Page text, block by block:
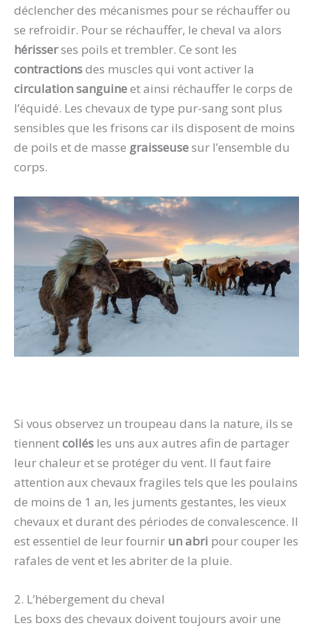
déclencher des mécanismes pour se réchauffer ou
se refroidir. Pour se réchauffer, le cheval va alors
hérisserses poils et trembler. Ce sont les
contractionsdes muscles qui vont activer la
circulation sanguineet ainsi réchauffer le corps de
l’équidé. Les chevaux de type pur-sang sont plus
sensibles que les frisons car ils disposent de moins
de poils et de masse graisseusesur l’ensemble du
corps.
Si vous observez un troupeau dans la nature, ils se
tiennentcollés les uns aux autres afin de partager
leur chaleur et se protéger du vent. Il faut faire
attention aux chevaux fragiles tels que les poulains
de moins de 1 an, les juments gestantes, les vieux
chevaux et durant des périodes de convalescence. Il
est essentiel de leur fournir un abri pour couper les
rafales de vent et les abriter de la pluie.
2. L’hébergement du cheval
Les boxs des chevaux doivent toujours avoir une